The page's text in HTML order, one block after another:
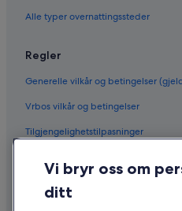
Alle typer overnattingssteder
Regler
Generelle vilkår og betingelser
Vrbos vilkår og betingelser
Tilgjengelighetstilpasninger
Vi bryr oss om
ditt